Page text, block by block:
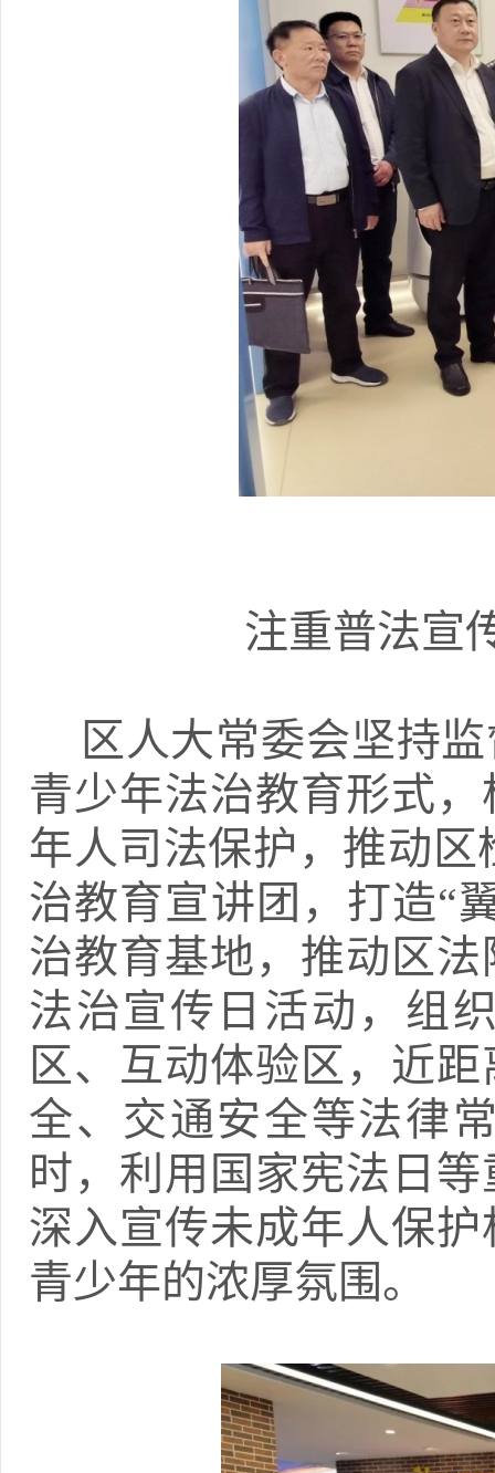
注重普法宣
区人大常委会坚持
青少年法治教育形式
年人司法保护，推动区
治教育宣讲团，打造“
治教育基地，推动区
法治宣传日活动，组
区、互动体验区，近
全、交通安全等法律
时，利用国家宪法日
深入宣传未成年人保
青少年的浓厚氛围。